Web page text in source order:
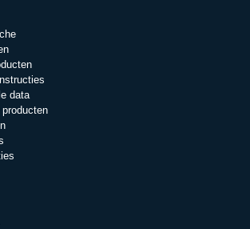
data